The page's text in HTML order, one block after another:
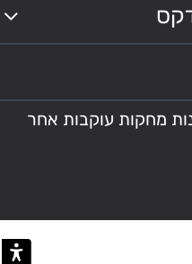
סל וקרנות מחקות עוקבות אחר